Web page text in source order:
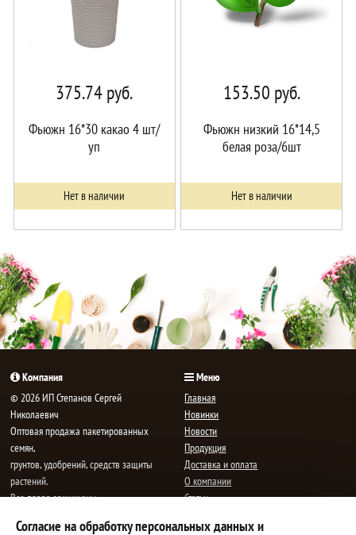
375.74руб.
Фьюжн 16*30 какао 4 шт/
уп
Нет в наличии
153.50 руб.
Фьюжн низкий 16*14,5
белая роза/6шт
Нет в наличии
Согласие на обработку персональных данных и
Компания
© 2026 ИП Степанов Сергей
Николаевич
Oптовая продажа пакетированных
семян,
грунтов, удобрений, средств защиты
растений.
Все права защищены.
E-mail:mail@semenauspeha.ru
Меню
Главная
Новинки
Новости
Продукция
Доставка и оплата
О компании
Статьи